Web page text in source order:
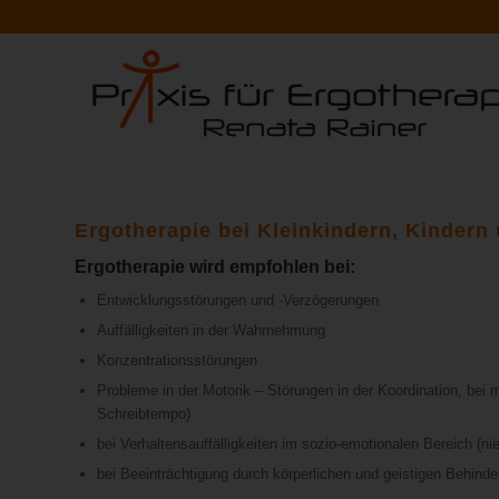
Ergotherapie bei Kleinkindern, Kindern
Ergotherapie wird empfohlen bei:
Entwicklungsstörungen und -Verzögerungen
Auffälligkeiten in der Wahrnehmung
Konzentrationsstörungen
Probleme in der Motorik – Störungen in der Koordination,
Schreibtempo)
bei Verhaltensauffälligkeiten im sozio-emotionalen Bereich
bei Beeinträchtigung durch körperlichen und geistigen